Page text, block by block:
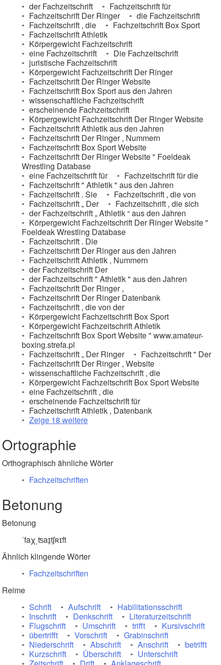
der Fachzeitschrift
Fachzeitschrift für
Fachzeitschrift Der Ringer
die Fachzeitschrift
Fachzeitschrift , die
Fachzeitschrift Box Sport
Fachzeitschrift Athletik
Körpergewicht Fachzeitschrift
eine Fachzeitschrift
Die Fachzeitschrift
juristische Fachzeitschrift
Körpergewicht Fachzeitschrift Der Ringer
Fachzeitschrift Der Ringer Website
Fachzeitschrift Box Sport aus den Jahren
wissenschaftliche Fachzeitschrift
erscheinende Fachzeitschrift
Körpergewicht Fachzeitschrift Der Ringer Website
Fachzeitschrift Athletik aus den Jahren
Fachzeitschrift Der Ringer , Nummern
Fachzeitschrift Box Sport Website
Fachzeitschrift Der Ringer Website " Foeldeak
Wrestling Database
eine Fachzeitschrift für
Fachzeitschrift für die
Fachzeitschrift " Athletik " aus den Jahren
Fachzeitschrift . Sie
Fachzeitschrift , die von
Fachzeitschrift „ Der
Fachzeitschrift , die sich
der Fachzeitschrift „ Athletik “ aus den Jahren
Körpergewicht Fachzeitschrift Der Ringer Website "
Foeldeak Wrestling Database
Fachzeitschrift . Die
Fachzeitschrift Der Ringer aus den Jahren
Fachzeitschrift Athletik , Nummern
der Fachzeitschrift Der
der Fachzeitschrift " Athletik " aus den Jahren
Fachzeitschrift Der Ringer ,
Fachzeitschrift Der Ringer Datenbank
Fachzeitschrift , die von der
Körpergewicht Fachzeitschrift Box Sport
Körpergewicht Fachzeitschrift Athletik
Fachzeitschrift Box Sport Website " www.amateur-
boxing.strefa.pl
Fachzeitschrift „ Der Ringer
Fachzeitschrift " Der
Fachzeitschrift Der Ringer , Website
wissenschaftliche Fachzeitschrift , die
Körpergewicht Fachzeitschrift Box Sport Website
eine Fachzeitschrift , die
erscheinende Fachzeitschrift für
Fachzeitschrift Athletik , Datenbank
Zeige 18 weitere
Ortographie
Orthographisch ähnliche Wörter
Fachzeitschriften
Betonung
Betonung
ˈfaχˌʦaɪ̯tʃʀɪft
Ähnlich klingende Wörter
Fachzeitschriften
Reime
Schrift
Aufschrift
Habilitationsschrift
Inschrift
Denkschrift
Literaturzeitschrift
Flugschrift
Umschrift trifft
Kursivschrift
übertrifft
Vorschrift
Grabinschrift
Niederschrift
Abschrift Anschrift
betrifft
Kurzschrift
Überschrift
Unterschrift